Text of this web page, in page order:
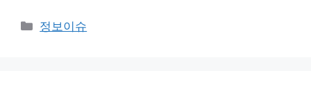
Categories
정보이슈